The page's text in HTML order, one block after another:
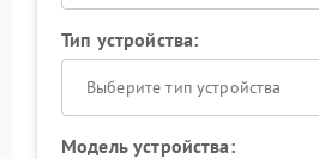
Тип устройства:
Выберите тип устройства
Модель устройства: